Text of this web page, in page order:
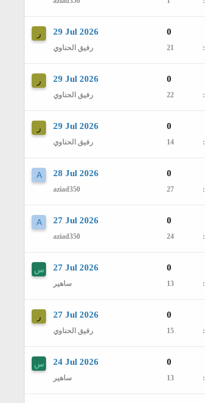
0
21
29 Jul 2026
رفيق الحناوي
ر
0
22
29 Jul 2026
رفيق الحناوي
ر
0
14
29 Jul 2026
رفيق الحناوي
ر
0
27
28 Jul 2026
aziad350
A
0
24
27 Jul 2026
aziad350
A
0
13
27 Jul 2026
ساهير
س
0
15
27 Jul 2026
رفيق الحناوي
ر
0
13
24 Jul 2026
ساهير
س